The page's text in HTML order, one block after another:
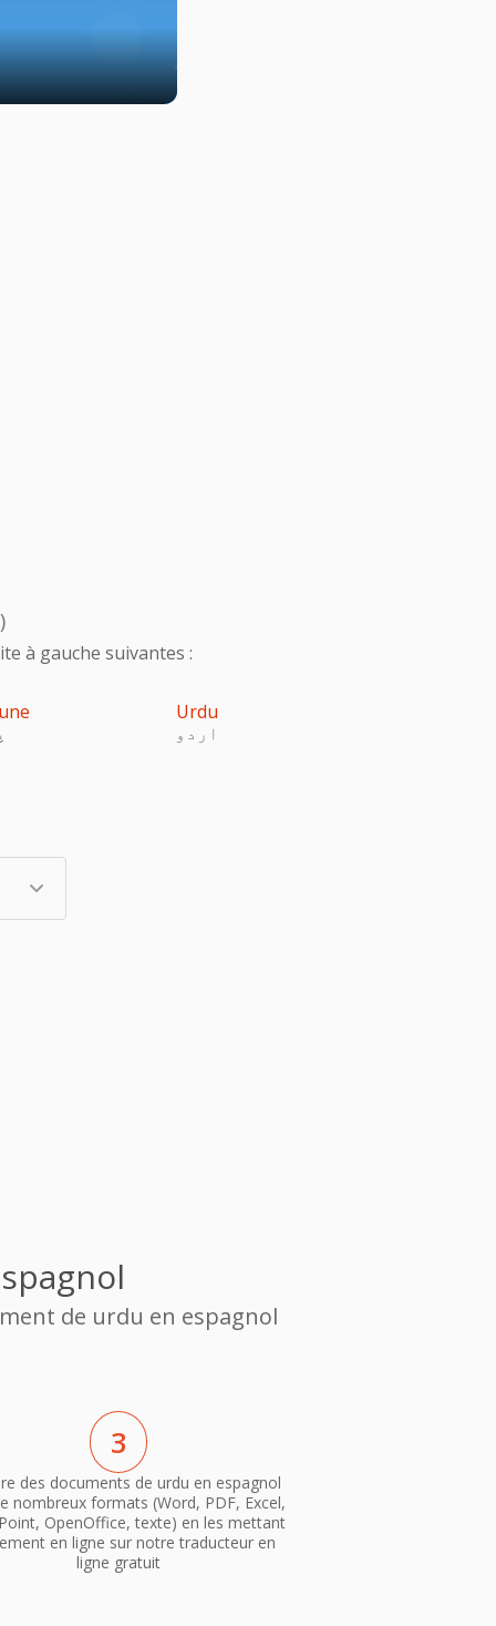
à gauche suivantes :
Urdu
اردو
de urdu en espagnol
3
des documents de urdu en espagnol
nombreux formats (Word, PDF, Excel,
OpenOffice, texte) en les mettant
en ligne sur notre traducteur en
ligne gratuit